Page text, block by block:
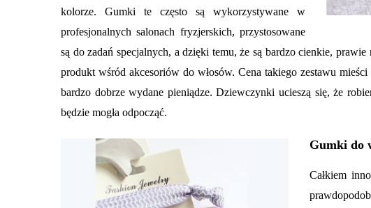
kolorze. Gumki te często są wykorzystywane w
profesjonalnych salonach fryzjerskich, przystosowane
są do zadań specjalnych, a dzięki temu, że są bardzo cienkie,
produkt wśród akcesoriów do włosów. Cena takiego zestawu
bardzo dobrze wydane pieniądze. Dziewczynki ucieszą się, że
będzie mogła odpocząć.
Gumki do
Całkiem